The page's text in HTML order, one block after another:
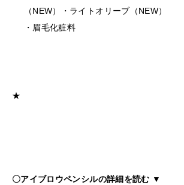
＜保存/保管/期限について＞
・乳幼児の手の届かない場所に保管し
（NEW）・ライトオリーブ（NEW）
・眉毛化粧料
★
〇アイブロウペンシルの詳細を読む ▼